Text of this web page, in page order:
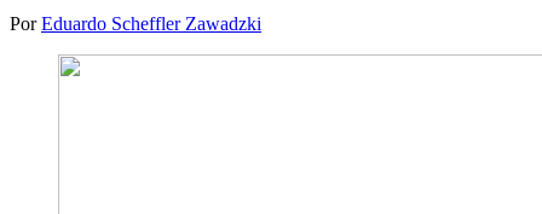
PorEduardo Scheffler Zawadzki